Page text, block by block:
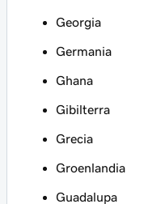
Georgia
Germania
Ghana
Gibilterra
Grecia
Groenlandia
Guadalupa